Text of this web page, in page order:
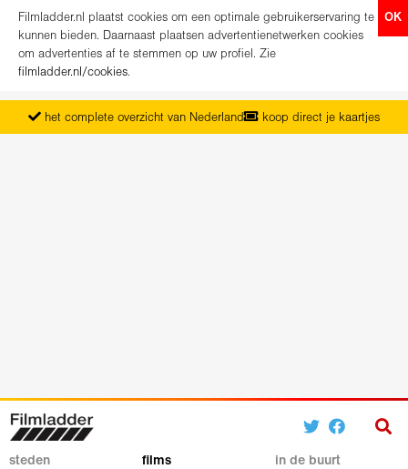
OK
Filmladder.nl plaatst cookies om een optimale gebruikerservaring te
kunnen bieden. Daarnaast plaatsen advertentienetwerken cookies
om advertenties af te stemmen op uw profiel. Zie
filmladder.nl/cookies.
het complete overzicht van Nederland
koop direct je kaartjes
vanaf maandag het nieuwe programma
steden films in de buurt